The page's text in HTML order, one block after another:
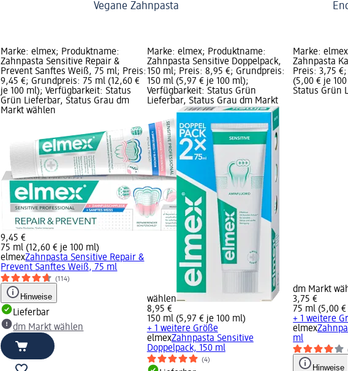
Vegane Zahnpasta
Marke: elmex; Produktname:
Zahnpasta Sensitive Repair &
Prevent Sanftes Weiß, 75 ml; Preis:
9,45 €; Grundpreis: 75 ml (12,60 €
je 100 ml); Verfügbarkeit: Status
Grün Lieferbar, Status Grau dm
Markt wählen
9,45 €
75 ml (12,60 € je 100 ml)
elmexZahnpasta Sensitive Repair &
Prevent Sanftes Weiß, 75 ml
(114)
Hinweise
Lieferbar
dm Markt wählen
Marke: elmex; Produktname:
Zahnpasta Sensitive Doppelpack,
150 ml; Preis: 8,95 €; Grundpreis:
150 ml (5,97 € je 100 ml);
Verfügbarkeit: Status Grün
Lieferbar, Status Grau dm Markt
wählen
8,95 €
150 ml (5,97 € je 100 ml)
+ 1 weitere Größe
elmexZahnpasta Sensitive
Doppelpack, 150 ml
(4)
Marke:
Zahnpasta
Preis: 3,75
(5,00 € je
Status Grün
dm Markt
3,75 €
75 ml (5,00 €
+ 1 weitere
elmex
ml
Hinweise